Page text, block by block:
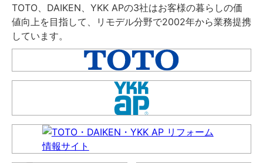
TOTO、DAIKEN、YKK APの3社はお客様の暮らしの価
値向上を目指して、リモデル分野で2002年から業務提携
しています。